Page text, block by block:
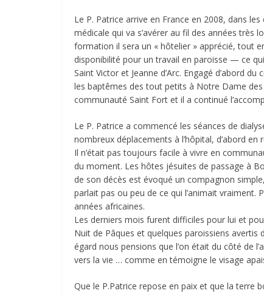
Le P. Patrice arrive en France en 2008, dans
médicale qui va s’avérer au fil des années très
formation il sera un « hôtelier » apprécié, tout
disponibilité pour un travail en paroisse — ce
Saint Victor et Jeanne d’Arc. Engagé d’abord
les baptêmes des tout petits à Notre Dame
communauté Saint Fort et il a continué
Le P. Patrice a commencé les séances de
nombreux déplacements à l’hôpital, d’abord
Il n’était pas toujours facile à vivre en
du moment. Les hôtes jésuites de passage à
de son décès est évoqué un compagnon
parlait pas ou peu de ce qui l’animait vraiment.
années africaines.
Les derniers mois furent difficiles pour lui et
Nuit de Pâques et quelques paroissiens avertis
égard nous pensions que l’on était du côté de
vers la vie … comme en témoigne le visage
Que le P.Patrice repose en paix et que la terre